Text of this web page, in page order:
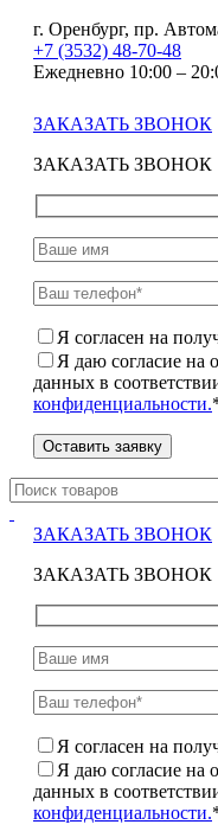
г. Оренбург, пр.
+7 (3532) 48-70-48
Ежедневно 10:00 –
ЗАКАЗАТЬ ЗВОНОК
ЗАКАЗАТЬ ЗВОНОК
Я согласен на
Я даю согласие на
данных в
конфиденциальности.
ЗАКАЗАТЬ ЗВОНОК
ЗАКАЗАТЬ ЗВОНОК
Я согласен на
Я даю согласие на
данных в
конфиденциальности.